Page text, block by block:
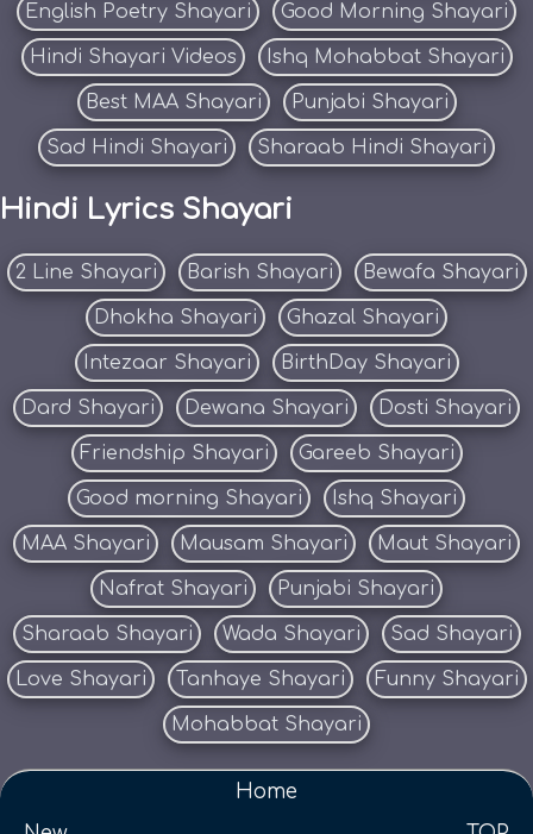
English Poetry Shayari Good Morning Shayari
Hindi Shayari Videos Ishq Mohabbat Shayari
Best MAA Shayari Punjabi Shayari
Sad Hindi Shayari Sharaab Hindi Shayari
Hindi Lyrics Shayari
2 Line Shayari Barish Shayari Bewafa Shayari
Dhokha Shayari Ghazal Shayari
Intezaar Shayari BirthDay Shayari
Dard Shayari Dewana Shayari Dosti Shayari
Friendship Shayari Gareeb Shayari
Good morning Shayari Ishq Shayari
MAA Shayari Mausam Shayari Maut Shayari
Nafrat Shayari Punjabi Shayari
Sharaab Shayari Wada Shayari Sad Shayari
Love Shayari Tanhaye Shayari Funny Shayari
Mohabbat Shayari
Home